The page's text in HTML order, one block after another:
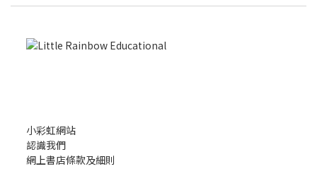
小彩虹網站
認識我們
網上書店條款及細則